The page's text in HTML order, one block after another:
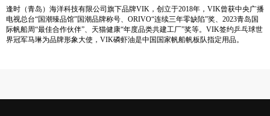
逢时（青岛）海洋科技有限公司旗下品牌VIK，创立于2018年，VIK曾获中央广播
电视总台“国潮臻品馆”国潮品牌称号、ORIVO“连续三年零缺陷”奖、2023青岛国
际帆船周“最佳合作伙伴”、天猫健康“年度品类共建工厂”奖等。VIK签约乒乓球世
界冠军马琳为品牌形象大使，VIK磷虾油是中国国家帆船帆板队指定用品。